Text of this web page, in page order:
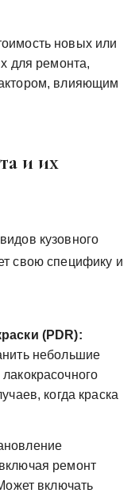
новых или
для ремонта,
влияющим
и их
кузовного
свою специфику и
(PDR):
небольшие
когда краска
ремонт
включать